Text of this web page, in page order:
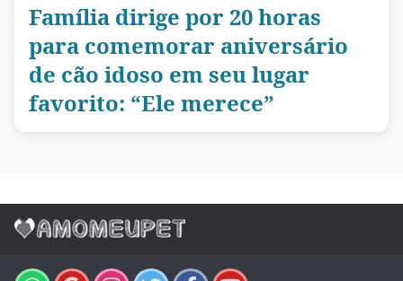
Família dirige por 20 horas
para comemorar aniversário
de cão idoso em seu lugar
favorito: “Ele merece”